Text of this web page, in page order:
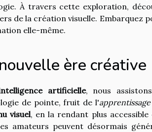
À travers cette exploration,
de la création visuelle. Embarquez
elle-même.
ère créative
artificielle, nous
de pointe, fruit de l'
visuel, en la rendant plus
amateurs peuvent désormais